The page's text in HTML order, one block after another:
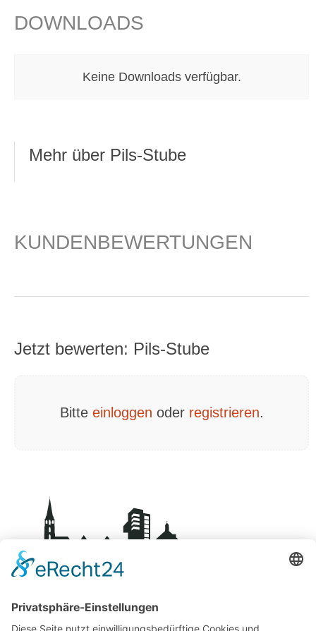
DOWNLOADS
Keine Downloads verfügbar.
Mehr über Pils-Stube
KUNDENBEWERTUNGEN
Jetzt bewerten: Pils-Stube
Bitte einloggen oder registrieren.
BDS-Centro Schorndorf